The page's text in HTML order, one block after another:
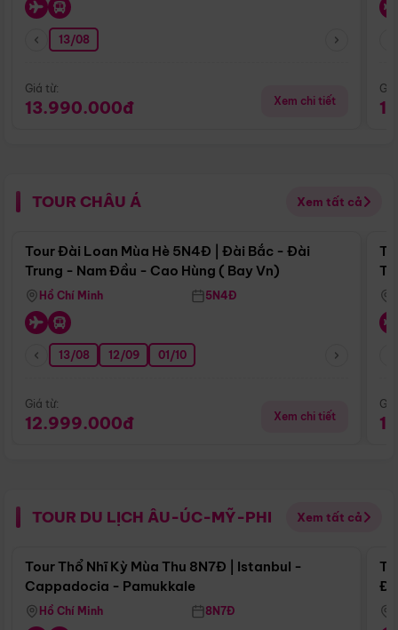
13/08
Giá từ:
13.990.000đ Xem chi tiết
TOUR CHÂU Á Xem tất cả
Điểm nổi bật
Tour Đài Loan Mùa Hè 5N4Đ | Đài Bắc - Đài
Trung - Nam Đầu - Cao Hùng ( Bay Vn)
Hồ Chí Minh 5N4Đ
13/08 12/09 01/10
Giá từ:
12.999.000đ Xem chi tiết
TOUR DU LỊCH ÂU-ÚC-MỸ-PHI Xem tất cả
Điểm nổi bật
Tour Thổ Nhĩ Kỳ Mùa Thu 8N7Đ | Istanbul -
Cappadocia - Pamukkale
Hồ Chí Minh 8N7Đ